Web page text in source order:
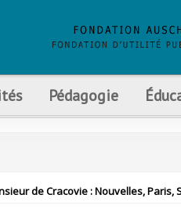
Pédagogie
de Cracovie : Nouvelles,